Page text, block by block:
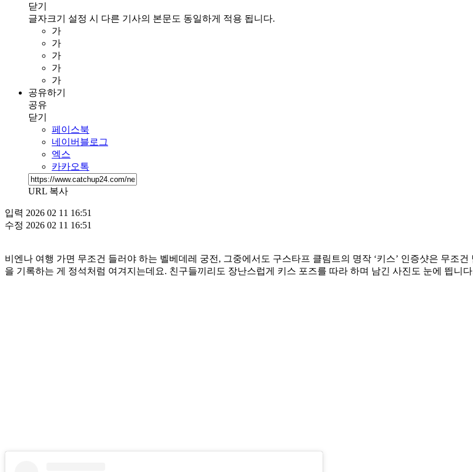
닫기
글자크기 설정 시 다른 기사의 본문도 동일하게 적용 됩니다.
가
가
가
가
가
공유하기
공유
닫기
페이스북
네이버블로그
엑스
카카오톡
URL 복사
입력 2026 02 11 16:51
수정 2026 02 11 16:51
비엔나 여행 가면 무조건 들러야 하는 벨베데레 궁전, 그중에서도 구스타프 클림트의 명작 ‘키스’ 인증샷은 무조
을 기록하는 게 정석처럼 여겨지는데요. 친구들끼리도 장난스럽게 키스 포즈를 따라 하며 남긴 사진도 눈에 띕니